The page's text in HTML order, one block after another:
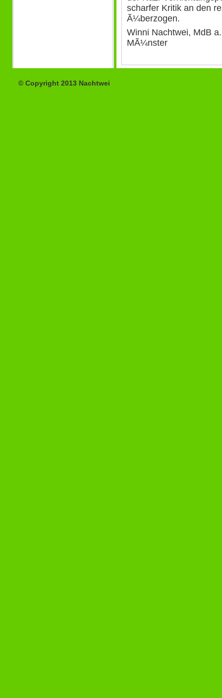
scharfer Kritik an den
Ã¼berzogen.
Winni Nachtwei, MdB
MÃ¼nster
© Copyright 2013 Nachtwei